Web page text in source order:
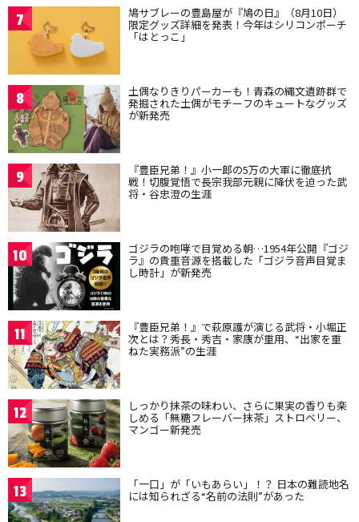
7 鳩サブレーの豊島屋が『鳩の日』（8月10日）
限定グッズ詳細を発表！今年はシリコンポーチ
「はとっこ」
8 土偶なりきりパーカーも！青森の縄文遺跡群で
発掘された土偶がモチーフのキュートなグッズ
が新発売
9 『豊臣兄弟！』小一郎の5万の大軍に徹底抗
戦！切腹覚悟で長宗我部元親に降伏を迫った武
将・谷忠澄の生涯
10 ゴジラの咆哮で目覚める朝…1954年公開『ゴジ
ラ』の貴重音源を搭載した「ゴジラ音声目覚ま
し時計」が新発売
11 『豊臣兄弟！』で萩原護が演じる武将・小堀正
次とは？秀長・秀吉・家康が重用、“出家を重
ねた実務派”の生涯
12 しっかり抹茶の味わい、さらに果実の香りも楽
しめる「無糖フレーバー抹茶」ストロベリー、
マンゴー新発売
13 「一口」が「いもあらい」！？ 日本の難読地名
には知られざる“名前の法則”があった